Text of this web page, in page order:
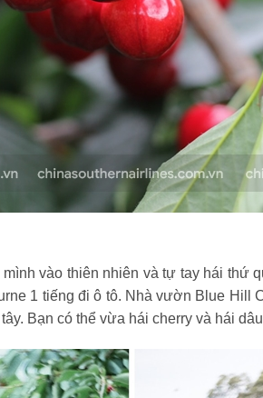
vào thiên nhiên và tự tay hái thứ
1 tiếng đi ô tô. Nhà vườn Blue Hill
Bạn có thể vừa hái cherry và hái